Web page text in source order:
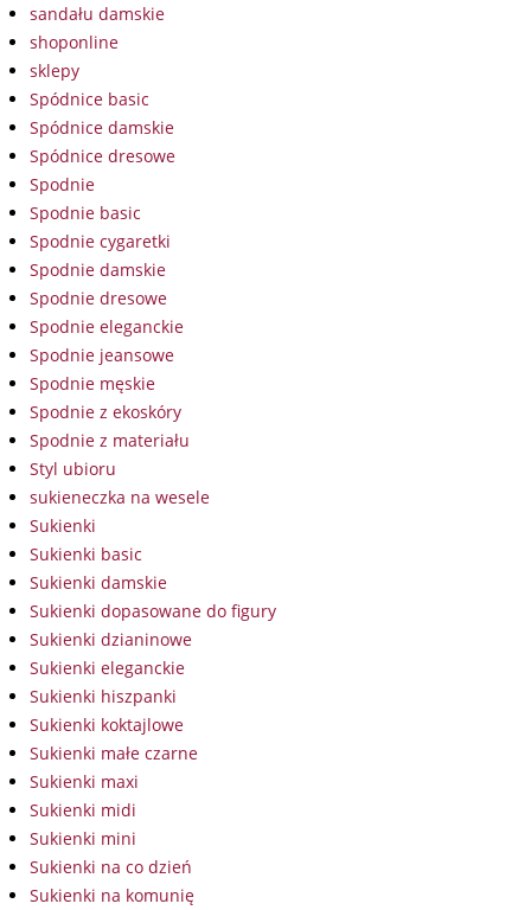
sandału damskie
shoponline
sklepy
Spódnice basic
Spódnice damskie
Spódnice dresowe
Spodnie
Spodnie basic
Spodnie cygaretki
Spodnie damskie
Spodnie dresowe
Spodnie eleganckie
Spodnie jeansowe
Spodnie męskie
Spodnie z ekoskóry
Spodnie z materiału
Styl ubioru
sukieneczka na wesele
Sukienki
Sukienki basic
Sukienki damskie
Sukienki dopasowane do figury
Sukienki dzianinowe
Sukienki eleganckie
Sukienki hiszpanki
Sukienki koktajlowe
Sukienki małe czarne
Sukienki maxi
Sukienki midi
Sukienki mini
Sukienki na co dzień
Sukienki na komunię